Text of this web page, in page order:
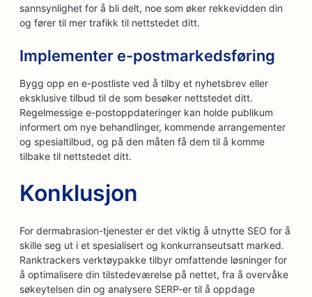
sannsynlighet for å bli delt, noe som øker rekkevidden din
og fører til mer trafikk til nettstedet ditt.
Implementer e-postmarkedsføring
Bygg opp en e-postliste ved å tilby et nyhetsbrev eller
eksklusive tilbud til de som besøker nettstedet ditt.
Regelmessige e-postoppdateringer kan holde publikum
informert om nye behandlinger, kommende arrangementer
og spesialtilbud, og på den måten få dem til å komme
tilbake til nettstedet ditt.
Konklusjon
For dermabrasion-tjenester er det viktig å utnytte SEO for å
skille seg ut i et spesialisert og konkurranseutsatt marked.
Ranktrackers verktøypakke tilbyr omfattende løsninger for
å optimalisere din tilstedeværelse på nettet, fra å overvåke
søkeytelsen din og analysere SERP-er til å oppdage